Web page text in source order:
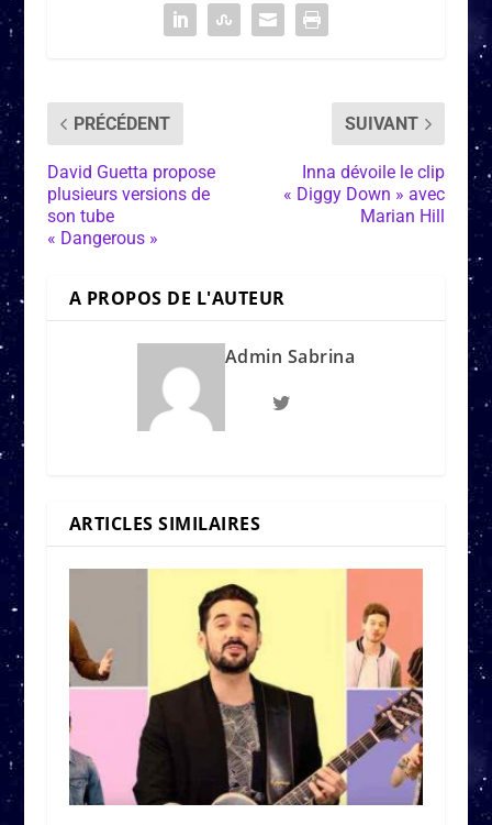
PRÉCÉDENT
David Guetta propose
plusieurs versions de
son tube
« Dangerous »
SUIVANT
Inna dévoile le clip
« Diggy Down » avec
Marian Hill
A PROPOS DE L'AUTEUR
Admin Sabrina
ARTICLES SIMILAIRES